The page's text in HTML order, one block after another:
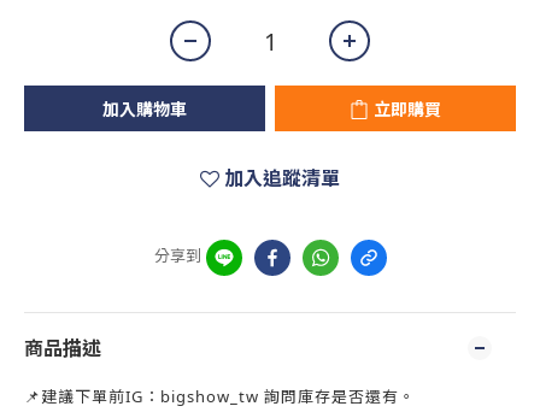
加入購物車 立即購買
加入追蹤清單
分享到
商品描述
📌建議下單前IG：bigshow_tw 詢問庫存是否還有。